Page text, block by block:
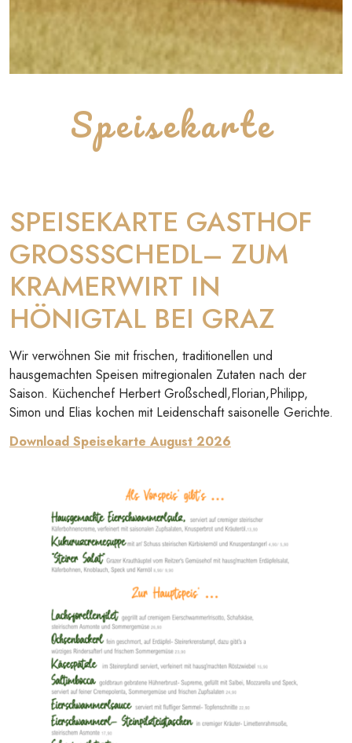
Speisekarte
SPEISEKARTE GASTHOF
GROSSSCHEDL– ZUM
KRAMERWIRT IN
HÖNIGTAL BEI GRAZ
Wir verwöhnen Sie mit frischen, traditionellen und
hausgemachten Speisen mitregionalen Zutaten nach der
Saison. Küchenchef Herbert Großschedl,Florian,Philipp,
Simon und Elias kochen mit Leidenschaft saisonelle Gerichte.
Download Speisekarte August 2026